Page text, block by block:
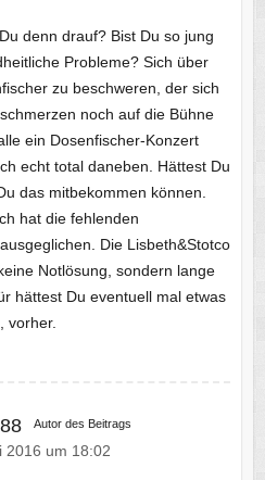
denn drauf? Bist Du so jung
Probleme? Sich über
zu beschweren, der sich
noch auf die Bühne
ein Dosenfischer-Konzert
echt total daneben. Hättest Du
das mitbekommen können.
hat die fehlenden
Die Lisbeth&Stotco
Notlösung, sondern lange
hättest Du eventuell mal etwas
vorher.
Autor des Beitrags
2016 um 18:02